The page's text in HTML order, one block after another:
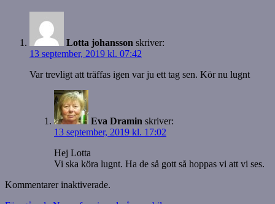
Lotta johansson skriver:
13 september, 2019 kl. 07:42
Var trevligt att träffas igen var ju ett tag sen. Kör nu lugnt
Eva Dramin skriver:
13 september, 2019 kl. 17:02
Hej Lotta
Vi ska köra lugnt. Ha de så gott så hoppas vi att vi ses.
Kommentarer inaktiverade.